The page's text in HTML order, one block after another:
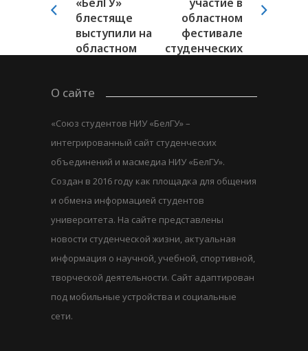
блестяще
выступили на
областном
областном
фестивале
студенческих
О сайте
«Союз студентов НИУ «БелГУ» –
интегрированный сайт студенческих
объединений и масмедиа НИУ «БелГУ».
Создан в 2016 году как площадка для общения
и обмена информацией студентов
университета. На сайте представлены
новости студенческой жизни, актуальная
информация о научной, учебной, спортивной,
творческой деятельности. Сайт адаптирован
под мобильные устройства и социальные
сети.